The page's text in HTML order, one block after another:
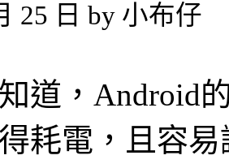
25 日 by 小布仔
道，Android
耗電，且容